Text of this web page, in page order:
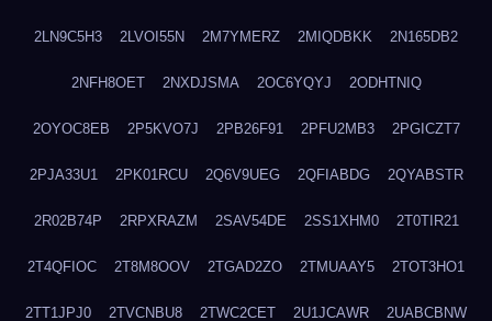
2LN9C5H3 2LVOI55N 2M7YMERZ 2MIQDBKK 2N165DB2
2NFH8OET 2NXDJSMA 2OC6YQYJ 2ODHTNIQ
2OYOC8EB 2P5KVO7J 2PB26F91 2PFU2MB3 2PGICZT7
2PJA33U1 2PK01RCU 2Q6V9UEG 2QFIABDG 2QYABSTR
2R02B74P 2RPXRAZM 2SAV54DE 2SS1XHM0 2T0TIR21
2T4QFIOC 2T8M8OOV 2TGAD2ZO 2TMUAAY5 2TOT3HO1
2TT1JPJ0 2TVCNBU8 2TWC2CET 2U1JCAWR 2UABCBNW